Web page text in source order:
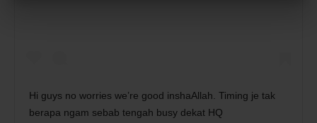
Hi guys no worries we’re good inshaAllah. Timing je tak
berapa ngam sebab tengah busy dekat HQ